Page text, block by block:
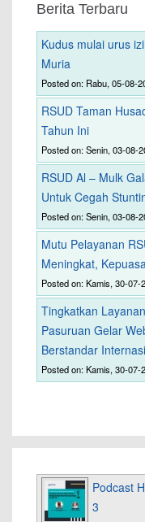
Berita Terbaru
Kudus mulai urus
Muria
Posted on: Rabu, 05-08-
RSUD Taman
Tahun Ini
Posted on: Senin, 03-08-
RSUD Al – Mulk
Untuk Cegah
Posted on: Senin, 03-08-
Mutu Pelayanan
Meningkat,
Posted on: Kamis, 30-07-
Tingkatkan
Pasuruan Gelar
Berstandar
Posted on: Kamis, 30-07-
Podcast
3